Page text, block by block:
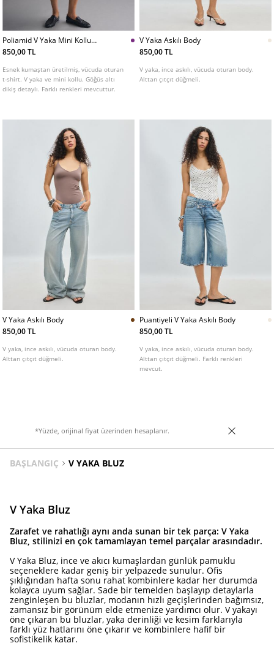
Poliamid V Yaka Mini Kollu
Tshirt
850,00 TL
Esnek kumaştan üretilmiş, vücuda oturan
t-shirt. V yaka ve mini kollu. Göğüs altı
dikiş detaylı. Farklı renkleri mevcuttur.
V Yaka Askılı Body
850,00 TL
V yaka, ince askılı, vücuda oturan body.
Alttan çıtçıt düğmeli.
V Yaka Askılı Body
850,00 TL
V yaka, ince askılı, vücuda oturan body.
Alttan çıtçıt düğmeli.
Puantiyeli V Yaka Askılı Body
850,00 TL
V yaka, ince askılı, vücuda oturan body.
Alttan çıtçıt düğmeli. Farklı renkleri
mevcut.
*Yüzde, orijinal fiyat üzerinden hesaplanır.
BAŞLANGIÇ V YAKA BLUZ
V Yaka Bluz
Zarafet ve rahatlığı aynı anda sunan bir tek parça: V Yaka
Bluz, stilinizi en çok tamamlayan temel parçalar arasındadır.
V Yaka Bluz, ince ve akıcı kumaşlardan günlük pamuklu
seçeneklere kadar geniş bir yelpazede sunulur. Ofis
şıklığından hafta sonu rahat kombinlere kadar her durumda
kolayca uyum sağlar. Sade bir temelden başlayıp detaylarla
zenginleşen bu bluzlar, modanın hızlı geçişlerinden bağımsız,
zamansız bir görünüm elde etmenize yardımcı olur. V yakayı
öne çıkaran bu bluzlar, yaka derinliği ve kesim farklarıyla
farklı yüz hatlarını öne çıkarır ve kombinlere hafif bir
sofistikelik katar.